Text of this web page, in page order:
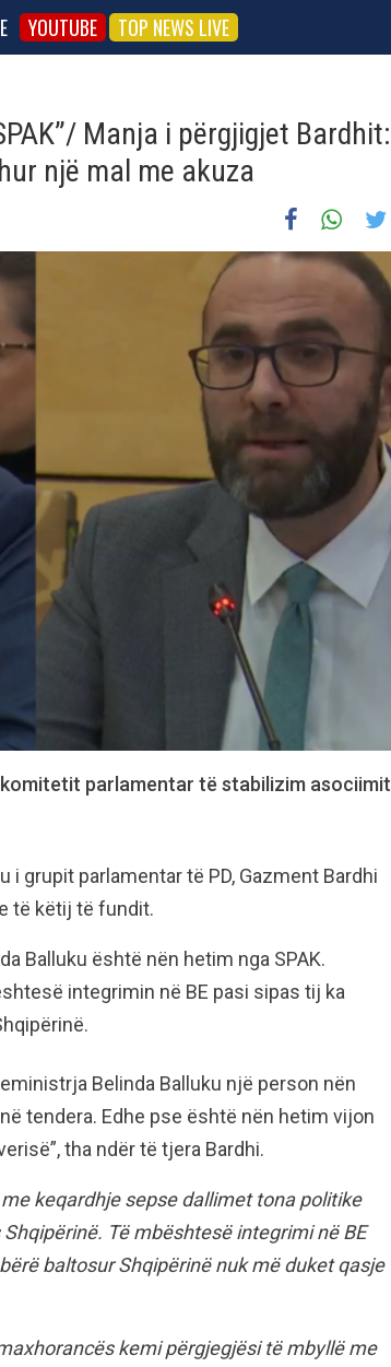
YOUTUBE TOP NEWS LIVE
Manja i përgjigjet Bardhit:
një mal me akuza
parlamentar të stabilizim asociimit
grupit parlamentar të PD, Gazment Bardhi
të këtij të fundit.
Balluku është nën hetim nga SPAK.
integrimin në BE pasi sipas tij ka
Belinda Balluku një person nën
tendera. Edhe pse është nën hetim vijon
tha ndër të tjera Bardhi.
keqardhje sepse dallimet tona politike
Të mbështesë integrimi në BE
baltosur Shqipërinë nuk më duket qasje
kemi përgjegjësi të mbyllë me